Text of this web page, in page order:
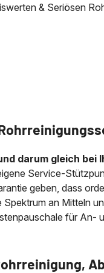
& Seriösen
darum gleich bei
Service-
geben, dass
an Mitteln
für An-